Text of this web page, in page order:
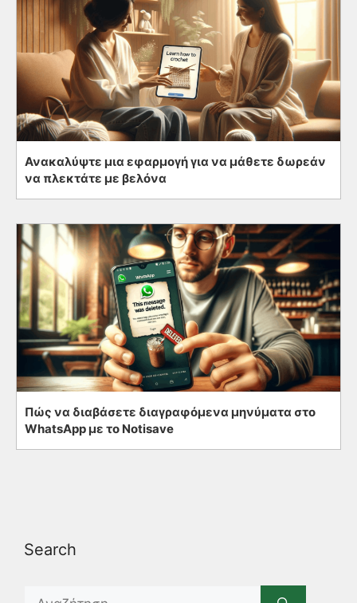
Ανακαλύψτε μια εφαρμογή για να μάθετε δωρεάν
να πλεκτάτε με βελόνα
Πώς να διαβάσετε διαγραφόμενα μηνύματα στο
WhatsApp με το Notisave
Search